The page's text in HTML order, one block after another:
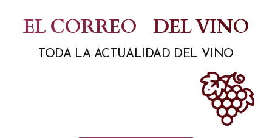
contenido
EL CORREO DEL VINO
TODA LA ACTUALIDAD DEL VINO